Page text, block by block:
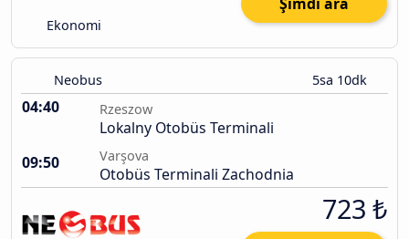
Ekonomi
Neobus 5sa 10dk
04:40 Rzeszow
Lokalny Otobüs Terminali
09:50
Varşova
Otobüs Terminali Zachodnia
723 ₺